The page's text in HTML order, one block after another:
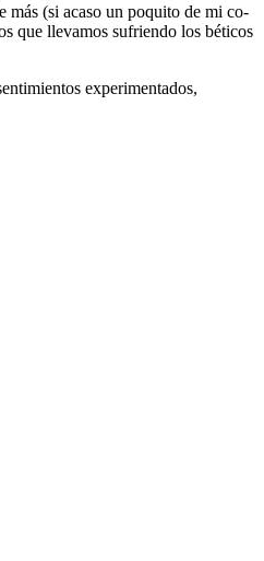
más (si acaso un poquito de mi co-
que llevamos sufriendo los béticos
experimentados,